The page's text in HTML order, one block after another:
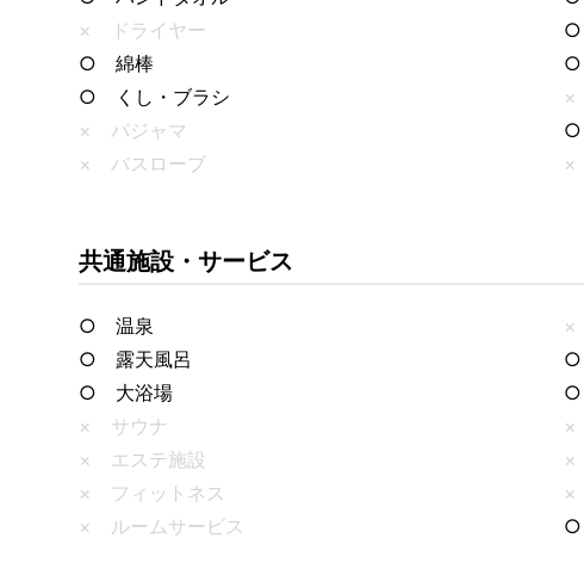
× ドライヤー
○
○ 綿棒
○ くし・ブラシ
×
× パジャマ
× バスローブ
共通施設・サービス
○ 温泉
×
○ 露天風呂
○
○ 大浴場
× サウナ
× エステ施設
× フィットネス
× ルームサービス
○